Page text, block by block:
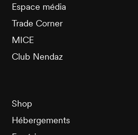
Espace média
Trade Corner
MICE
Club Nendaz
Shop
Hébergements